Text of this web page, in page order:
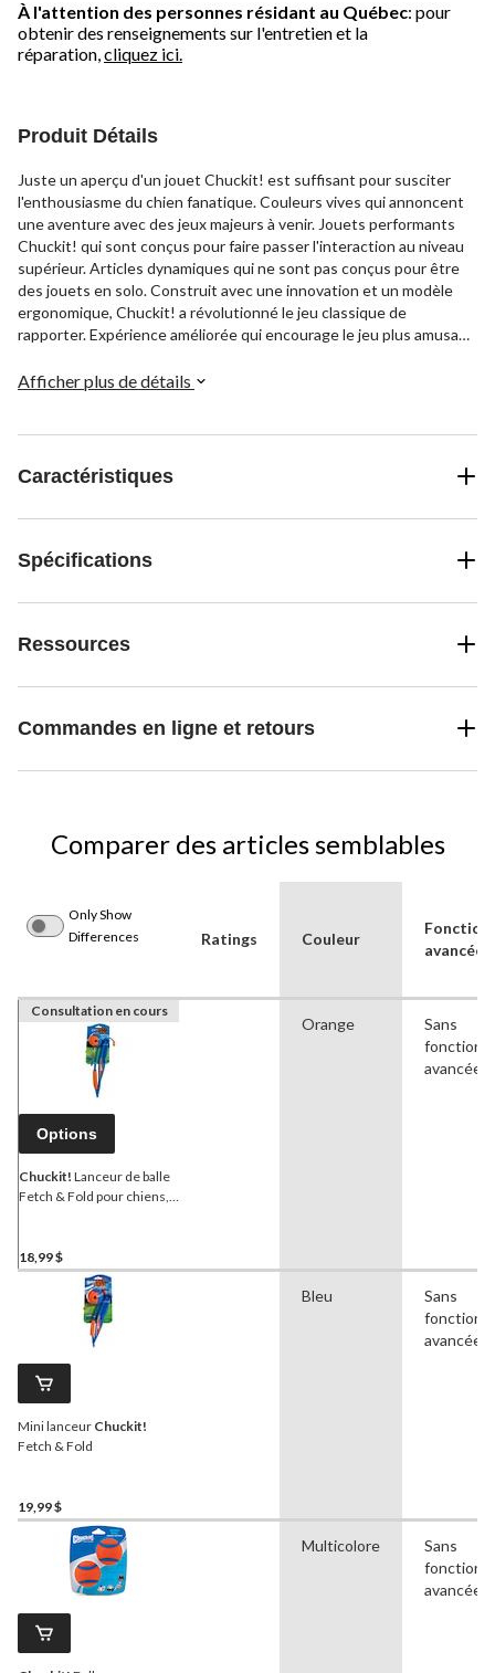
À l'attention des personnes résidant au Québec: pour
obtenir des renseignements sur l'entretien et la
réparation, cliquez ici.
Produit Détails
Juste un aperçu d'un jouet Chuckit! est suffisant pour susciter
l'enthousiasme du chien fanatique. Couleurs vives qui annoncent
une aventure avec des jeux majeurs à venir. Jouets performants
Chuckit! qui sont conçus pour faire passer l'interaction au niveau
supérieur. Articles dynamiques qui ne sont pas conçus pour être
des jouets en solo. Construit avec une innovation et un modèle
ergonomique, Chuckit! a révolutionné le jeu classique de
rapporter. Expérience améliorée qui encourage le jeu plus amusant.
chaque jouet Chuckit! que nous fabriquons. Partager cette
ils inspirent un mode de vie sain et actif. Que le chien aime les
jouets qui volent, flottent ou basculent, nous sommes fiers d'offrir
Afficher plus de détails
Caractéristiques
Spécifications
Ressources
Commandes en ligne et retours
Comparer des articles semblables
Only Show
Differences
Ratings Couleur
avancées
Consultation en cours
Options
Chuckit! Lanceur de balle
Fetch & Fold pour chiens,
18,99 $
Orange
Sans
avancées
Mini lanceur Chuckit!
Fetch & Fold
19,99 $
Bleu
Sans
avancées
Multicolore
Sans
avancées